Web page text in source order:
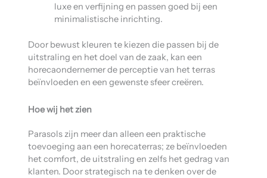
luxe en verfijning en passen goed bij een
minimalistische inrichting.
Door bewust kleuren te kiezen die passen bij de
uitstraling en het doel van de zaak, kan een
horecaondernemer de perceptie van het terras
beïnvloeden en een gewenste sfeer creëren.
Hoe wij het zien
Parasols zijn meer dan alleen een praktische
toevoeging aan een horecaterras; ze beïnvloeden
het comfort, de uitstraling en zelfs het gedrag van
klanten. Door strategisch na te denken over de